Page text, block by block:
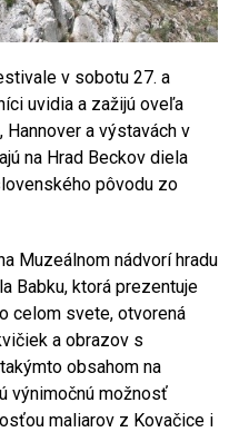
v sobotu 27. a
uvidia a zažijú oveľa
Hannover a výstavách v
na Hrad Beckov diela
pôvodu zo
Muzeálnom nádvorí hradu
Babku, ktorá prezentuje
celom svete, otvorená
a obrazov s
obsahom na
výnimočnú možnosť
maliarov z Kovačice i